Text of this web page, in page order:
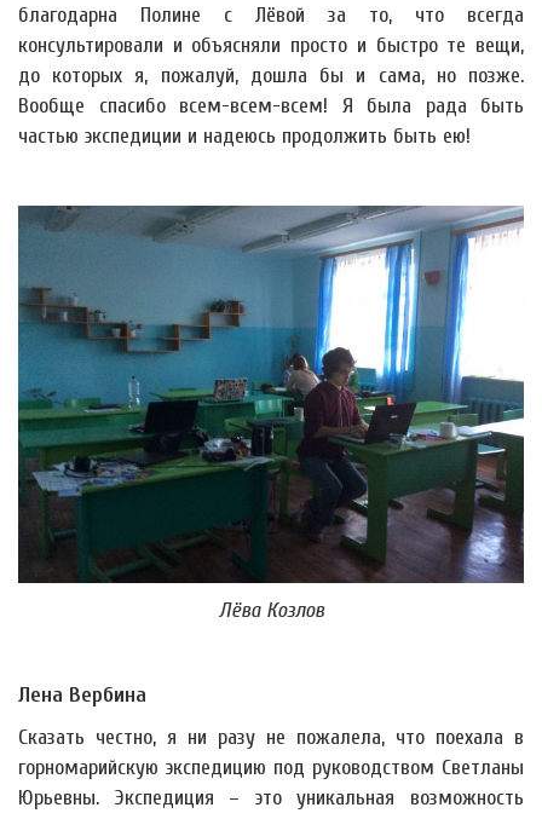
благодарна Полине с Лёвой за то, что всегда
консультировали и объясняли просто и быстро те вещи,
до которых я, пожалуй, дошла бы и сама, но позже.
Вообще спасибо всем-всем-всем! Я была рада быть
частью экспедиции и надеюсь продолжить быть ею!
Лёва Козлов
Лена Вербина
Сказать честно, я ни разу не пожалела, что поехала в
горномарийскую экспедицию под руководством Светланы
Юрьевны. Экспедиция – это уникальная возможность